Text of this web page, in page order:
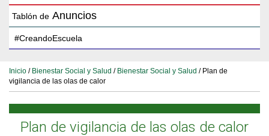
Tablón de Anuncios
Inicio / Bienestar Social y Salud / Bienestar Social y Salud / Plan de
vigilancia de las olas de calor
Plan de vigilancia de las olas de calor